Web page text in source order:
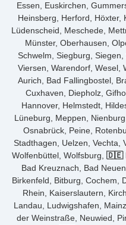
Essen, Euskirchen,
Heinsberg, Herford, Höxter,
Lüdenscheid, Meschede,
Münster, Oberhausen,
Schwelm, Siegburg,
Viersen, Warendorf, Wesel,
Aurich, Bad Fallingbostel,
Cuxhaven, Diepholz,
Hannover, Helmstedt,
Lüneburg, Meppen,
Osnabrück, Peine,
Stadthagen, Uelzen, Vechta,
Wolfenbüttel, Wolfsburg, 🇩🇪
Bad Kreuznach, Bad
Birkenfeld, Bitburg, Cochem,
Rhein, Kaiserslautern,
Landau, Ludwigshafen,
der Weinstraße, Neuwied,